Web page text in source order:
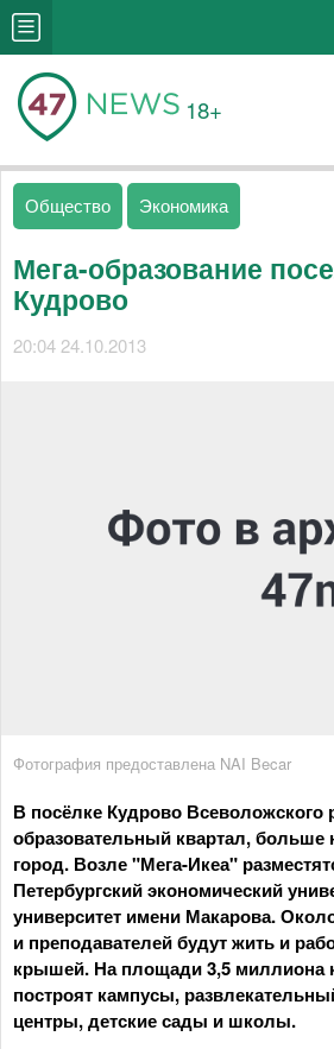
18+
Общество Экономика
Мега-образование
Кудрово
20:04 24.10.2013
Фотография предоставлена NAI Becar
В посёлке Кудрово Всеволожского
образовательный квартал,
город. Возле "Мега-Икеа"
Петербургский экономический
университет имени Макарова.
и преподавателей будут жить и
крышей. На площади 3,5 миллиона
построят кампусы,
центры, детские сады и школы.